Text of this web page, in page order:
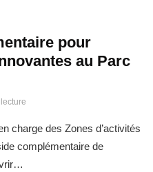
pour
au Parc
charge des Zones d’activités
complémentaire de